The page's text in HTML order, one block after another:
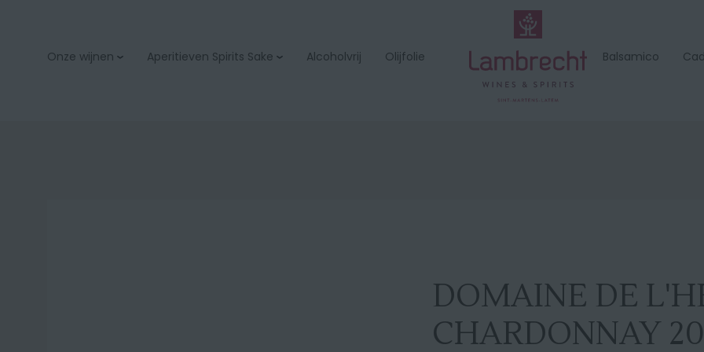
Onze wijnen Aperitieven Spirits Sake Alcoholvrij Olijfolie Balsamico
DOMAINE DE
CHARDONNAY